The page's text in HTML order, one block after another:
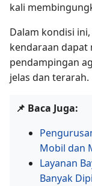
kali
Dalam kondisi
kendaraan
pendampingan
jelas dan terarah.
📌 Baca Juga:
Mobil dan
Layanan
Banyak